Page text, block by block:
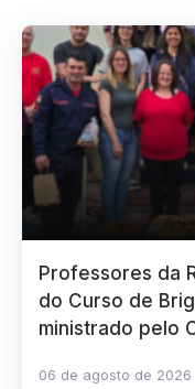
Professores da
do Curso de
ministrado pelo
06 de agosto de 2026